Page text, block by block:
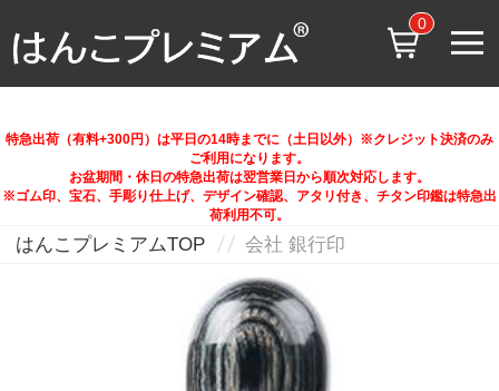
0
特急出荷（有料+300円）は平日の14時までに（土日以外）※クレジット決済のみ
ご利用になります。
お盆期間・休日の特急出荷は翌営業日から順次対応します。
※ゴム印、宝石、手彫り仕上げ、デザイン確認、アタリ付き、チタン印鑑は特急出
荷利用不可。
はんこプレミアムTOP 会社 銀行印